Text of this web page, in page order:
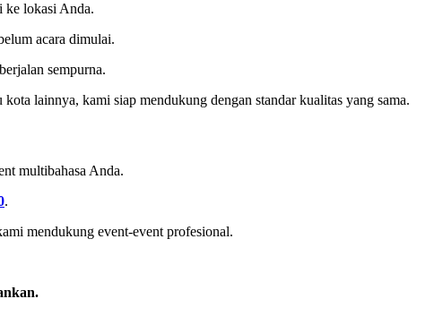
ke lokasi Anda.
acara dimulai.
sempurna.
kota lainnya, kami siap mendukung dengan standar kualitas yang sama.
multibahasa Anda.
.
mendukung event-event profesional.